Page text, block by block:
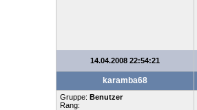
14.04.2008 22:54:21
karamba68
Gruppe: Benutzer
Rang: